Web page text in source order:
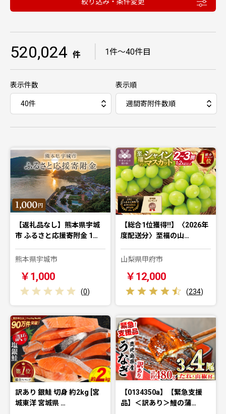
520,024 件 1件〜40件目
表示件数 表示順
【返礼品なし】熊本県宇城
市 ふるさと応援寄附金 1…
熊本県宇城市
￥1,000
(0)
【総合1位獲得!!】〈2026年
度配送分〉至福の山…
山梨県甲府市
￥12,000
(234)
訳あり 銀鮭 切身 約2kg [宮
城東洋 宮城県 …
【0134350a】【緊急支援
品】＜訳あり＞鰻の蒲…